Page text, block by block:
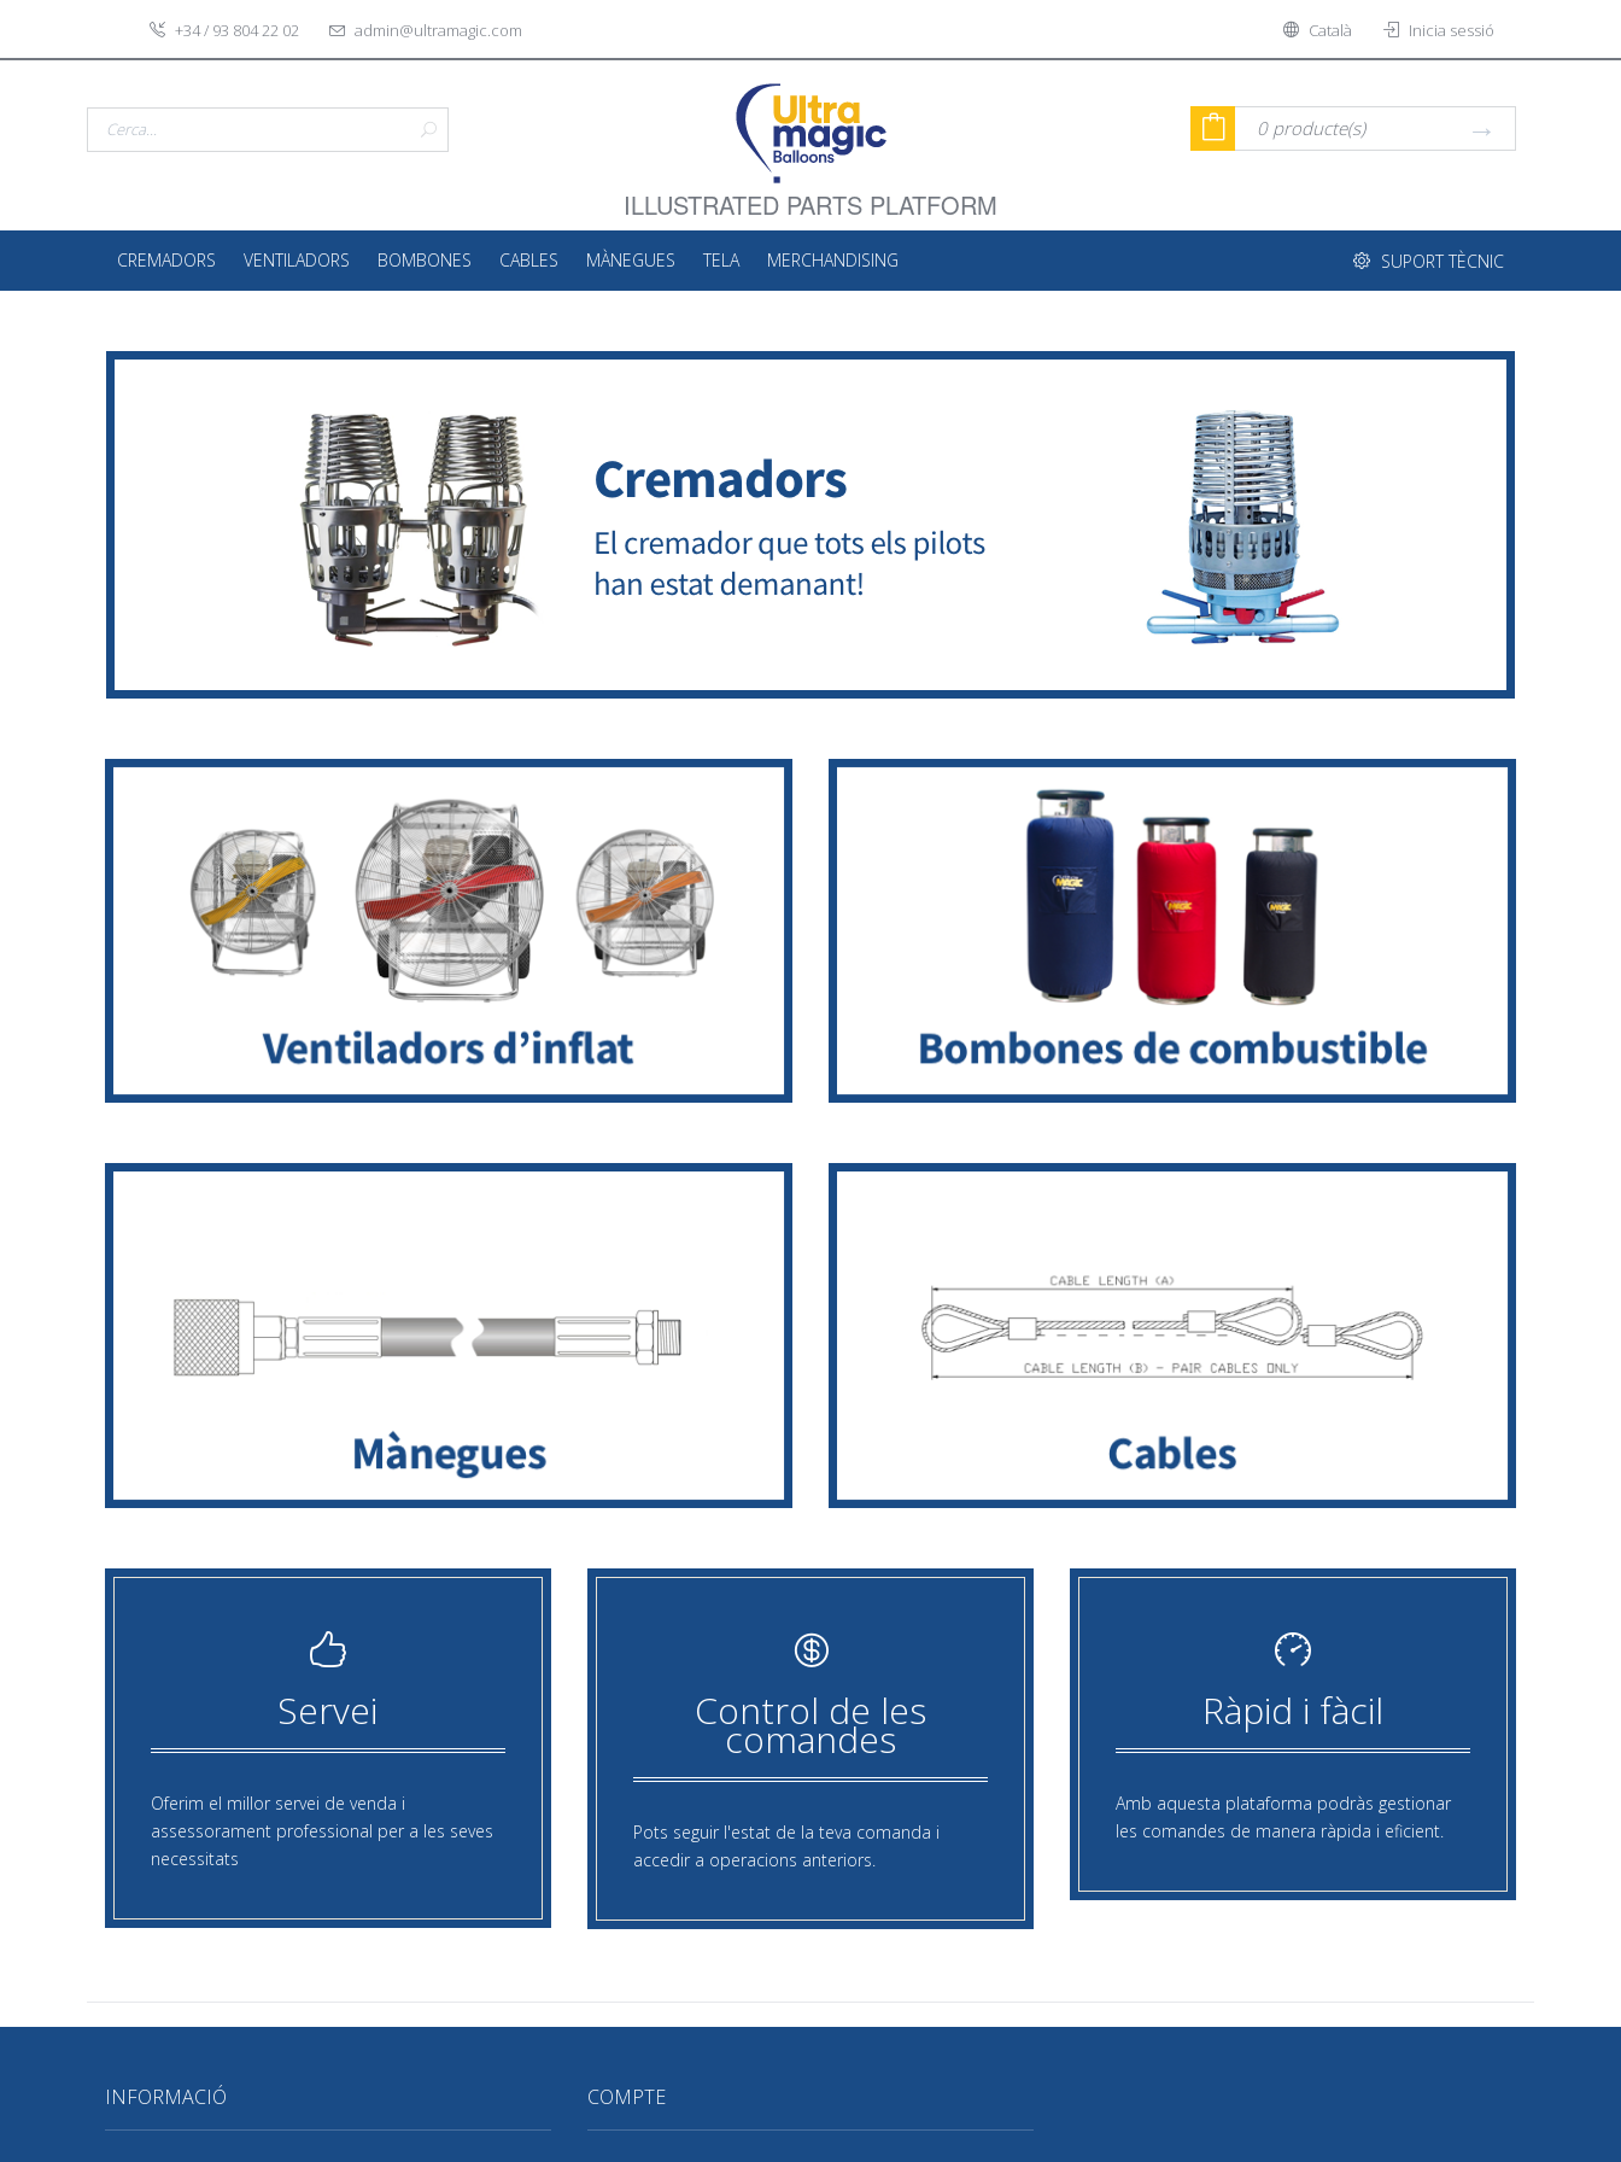
+34 / 93 804 22 02 admin@ultramagic.com Català Inicia sessió
ILLUSTRATED PARTS PLATFORM
0 producte(s)
CREMADORS VENTILADORS BOMBONES CABLES MÀNEGUES TELA MERCHANDISING SUPORT TÈCNIC
Servei
Oferim el millor servei de venda i
assessorament professional per a les seves
necessitats
Control de les
comandes
Pots seguir l'estat de la teva comanda i
accedir a operacions anteriors.
Ràpid i fàcil
Amb aquesta plataforma podràs gestionar
les comandes de manera ràpida i eficient.
INFORMACIÓ COMPTE